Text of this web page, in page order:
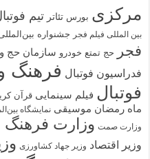
مرکزی بورس تئاتر تیم
بین المللی فیلم فجر جشنواره
فجر
حج تمتع خودرو سازمان حج
فدراسیون فوتبال فرهنگ
فوتبال فیلم سینمایی قرآن
ماه رمضان موسیقی نمایشگاه
وزارت صمت وزارت فرهنگ
وزیر اقتصاد وزیر جهاد کشاورزی